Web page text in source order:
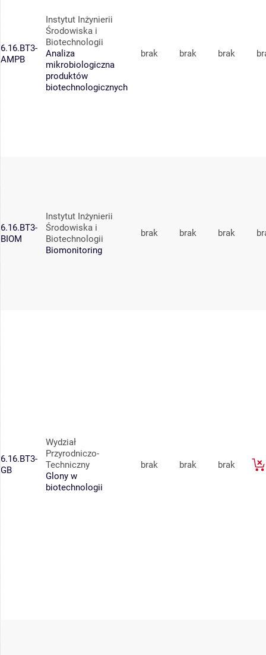
6.16.BT3-
AMPB
Instytut Inżynierii
Środowiska i
Biotechnologii
Analiza
mikrobiologiczna
produktów
biotechnologicznych
brak brak brak
6.16.BT3-
BIOM
Instytut Inżynierii
Środowiska i
Biotechnologii
Biomonitoring
brak brak brak
6.16.BT3-
GB
Wydział
Przyrodniczo-
Techniczny
Glony w
biotechnologii
brak brak brak